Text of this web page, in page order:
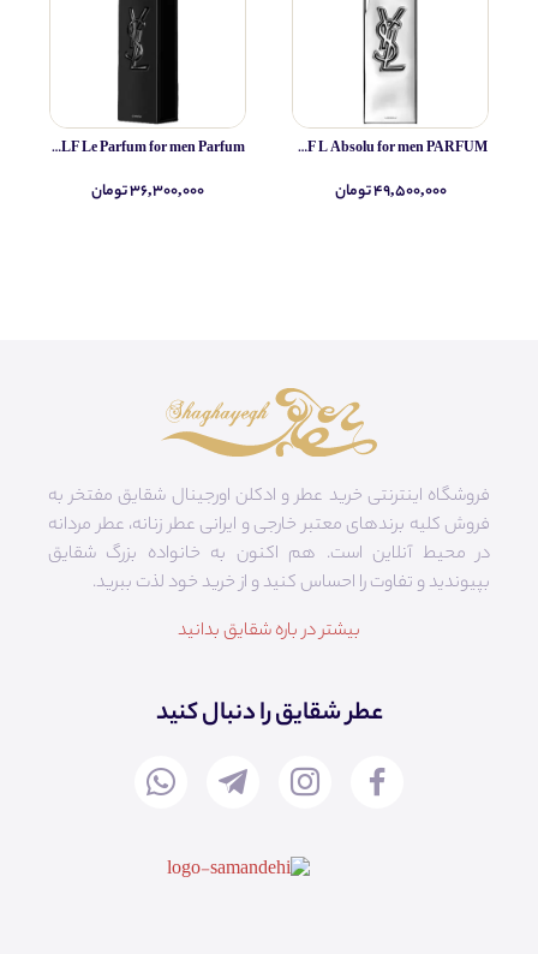
Yves Saint Laurent MYSLF L Absolu for men PARFUM
۴۹,۵۰۰,۰۰۰ تومان
Yves Saint Laurent MYSLF Le Parfum for men Parfum
۳۶,۳۰۰,۰۰۰ تومان
فروشگاه اینترنتی خرید عطر و ادکلن اورجینال شقایق مفتخر به
فروش کلیه برندهای معتبر خارجی و ایرانی عطر زنانه، عطر مردانه
در محیط آنلاین است. هم‌ اکنون به خانواده بزرگ شقایق
بپیوندید و تفاوت را احساس کنید و از خرید خود لذت ببرید.
بیشتر در باره شقایق بدانید
عطر شقایق را دنبال کنید